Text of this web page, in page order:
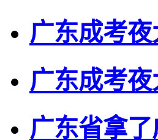
广东成考
广东成考
广东省拿